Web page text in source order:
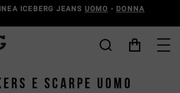
ICEBERG JEANS UOMO - DONNA
e Scarpe Uomo